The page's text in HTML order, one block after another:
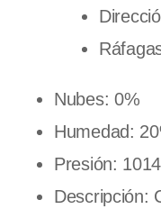
Nubes: 0%
Humedad:
Presión:
Descripción: